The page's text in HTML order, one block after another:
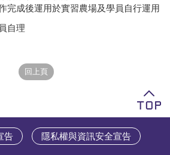
完成後運用於實習農場及學員自行運用
自理
告 隱私權與資訊安全宣告